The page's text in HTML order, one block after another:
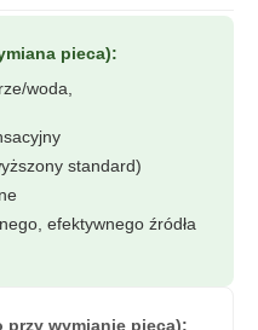
pieca):
woda,
standard)
efektywnego źródła
przy wymianie pieca):